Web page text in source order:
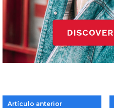
Artículo anterior